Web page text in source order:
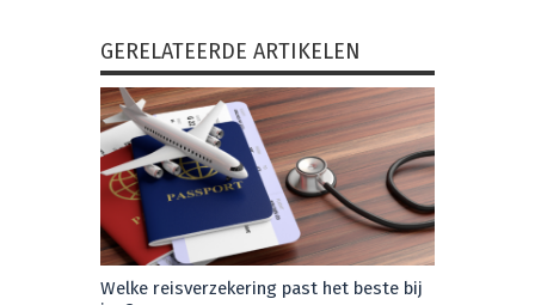
GERELATEERDE ARTIKELEN
Welke reisverzekering past het beste bij